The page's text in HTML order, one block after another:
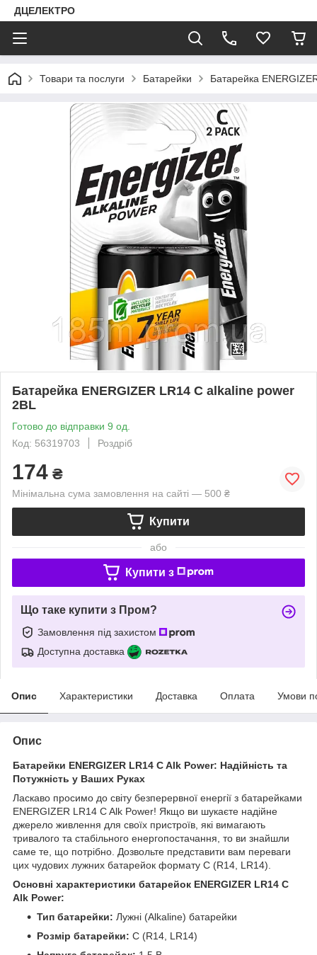
ДЦЕЛЕКТРО
Товари та послуги Батарейки Батарейка
Батарейка ENERGIZER LR14 C alkaline power
2BL
Готово до відправки 9 од.
Код: 56319703
Роздріб
174 ₴
Мінімальна сума замовлення на сайті — 500 ₴
Купити
або
Купити з
Що таке купити з Пром?
Замовлення під захистом
Доступна доставка
Опис Характеристики Доставка Оплата Умови
Опис
Батарейки ENERGIZER LR14 C Alk Power: Надійність та
Потужність у Ваших Руках
Ласкаво просимо до світу безперервної енергії з батарейками
ENERGIZER LR14 C Alk Power! Якщо ви шукаєте надійне
джерело живлення для своїх пристроїв, які вимагають
тривалого та стабільного енергопостачання, то ви знайшли
саме те, що потрібно. Дозвольте представити вам переваги
цих чудових лужних батарейок формату C (R14, LR14).
Основні характеристики батарейок ENERGIZER LR14 C
Alk Power:
Тип батарейки: Лужні (Alkaline) батарейки
Розмір батарейки: С (R14, LR14)